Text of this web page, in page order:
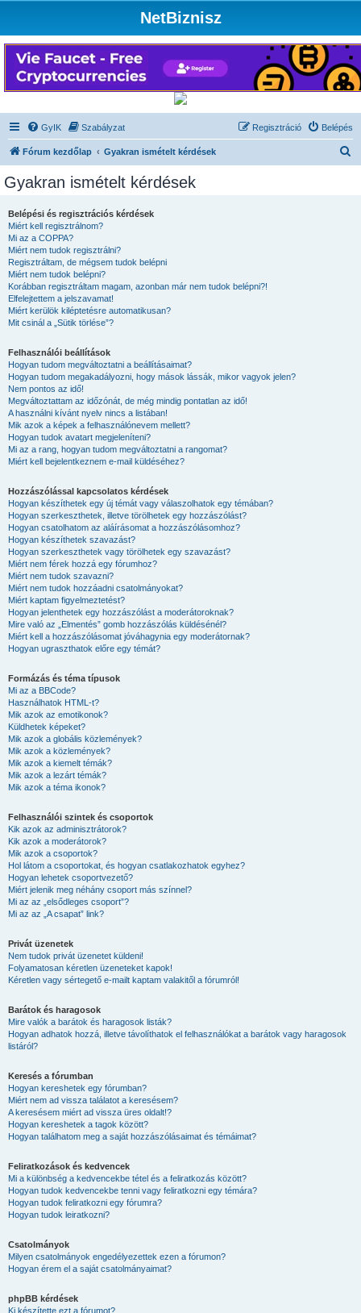
NetBiznisz
GyIK Szabályzat Belépés
Regisztráció
Fórum kezdőlap Gyakran ismételt kérdések
Gyakran ismételt kérdések
Belépési és regisztrációs kérdések
Miért kell regisztrálnom?
Mi az a COPPA?
Miért nem tudok regisztrálni?
Regisztráltam, de mégsem tudok belépni
Miért nem tudok belépni?
Korábban regisztráltam magam, azonban már nem tudok belépni?!
Elfelejtettem a jelszavamat!
Miért kerülök kiléptetésre automatikusan?
Mit csinál a „Sütik törlése”?
Felhasználói beállítások
Hogyan tudom megváltoztatni a beállításaimat?
Hogyan tudom megakadályozni, hogy mások lássák, mikor vagyok jelen?
Nem pontos az idő!
Megváltoztattam az időzónát, de még mindig pontatlan az idő!
A használni kívánt nyelv nincs a listában!
Mik azok a képek a felhasználónevem mellett?
Hogyan tudok avatart megjeleníteni?
Mi az a rang, hogyan tudom megváltoztatni a rangomat?
Miért kell bejelentkeznem e-mail küldéséhez?
Hozzászólással kapcsolatos kérdések
Hogyan készíthetek egy új témát vagy válaszolhatok egy témában?
Hogyan szerkeszthetek, illetve törölhetek egy hozzászólást?
Hogyan csatolhatom az aláírásomat a hozzászólásomhoz?
Hogyan készíthetek szavazást?
Hogyan szerkeszthetek vagy törölhetek egy szavazást?
Miért nem férek hozzá egy fórumhoz?
Miért nem tudok szavazni?
Miért nem tudok hozzáadni csatolmányokat?
Miért kaptam figyelmeztetést?
Hogyan jelenthetek egy hozzászólást a moderátoroknak?
Mire való az „Elmentés” gomb hozzászólás küldésénél?
Miért kell a hozzászólásomat jóváhagynia egy moderátornak?
Hogyan ugraszthatok előre egy témát?
Formázás és téma típusok
Mi az a BBCode?
Használhatok HTML-t?
Mik azok az emotikonok?
Küldhetek képeket?
Mik azok a globális közlemények?
Mik azok a közlemények?
Mik azok a kiemelt témák?
Mik azok a lezárt témák?
Mik azok a téma ikonok?
Felhasználói szintek és csoportok
Kik azok az adminisztrátorok?
Kik azok a moderátorok?
Mik azok a csoportok?
Hol látom a csoportokat, és hogyan csatlakozhatok egyhez?
Hogyan lehetek csoportvezető?
Miért jelenik meg néhány csoport más színnel?
Mi az az „elsődleges csoport”?
Mi az az „A csapat” link?
Privát üzenetek
Nem tudok privát üzenetet küldeni!
Folyamatosan kéretlen üzeneteket kapok!
Kéretlen vagy sértegető e-mailt kaptam valakitől a fórumról!
Barátok és haragosok
Mire valók a barátok és haragosok listák?
Hogyan adhatok hozzá, illetve távolíthatok el felhasználókat a barátok vagy haragosok
listáról?
Keresés a fórumban
Hogyan kereshetek egy fórumban?
Miért nem ad vissza találatot a keresésem?
A keresésem miért ad vissza üres oldalt!?
Hogyan kereshetek a tagok között?
Hogyan találhatom meg a saját hozzászólásaimat és témáimat?
Feliratkozások és kedvencek
Mi a különbség a kedvencekbe tétel és a feliratkozás között?
Hogyan tudok kedvencekbe tenni vagy feliratkozni egy témára?
Hogyan tudok feliratkozni egy fórumra?
Hogyan tudok leiratkozni?
Csatolmányok
Milyen csatolmányok engedélyezettek ezen a fórumon?
Hogyan érem el a saját csatolmányaimat?
phpBB kérdések
Ki készítette ezt a fórumot?